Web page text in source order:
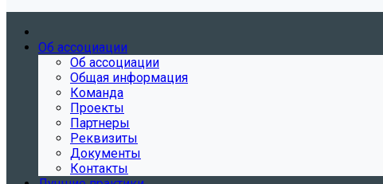
Об ассоциации
Об ассоциации
Общая информация
Команда
Проекты
Партнеры
Реквизиты
Документы
Контакты